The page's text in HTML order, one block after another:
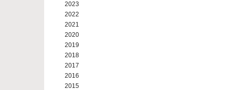
2023
2022
2021
2020
2019
2018
2017
2016
2015